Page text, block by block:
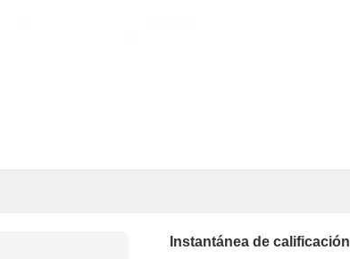
Instantánea de calificación